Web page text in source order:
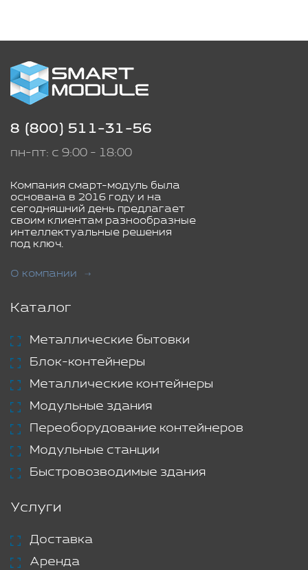
8 (800) 511-31-56
пн-пт: с 9:00 - 18:00
Компания смарт-модуль была
основана в 2016 году и на
сегодняшний день предлагает
своим клиентам разнообразные
интеллектуальные решения
под ключ.
О компании
Каталог
Металлические бытовки
Блок-контейнеры
Металлические контейнеры
Модульные здания
Переоборудование контейнеров
Модульные станции
Быстровозводимые здания
Услуги
Доставка
Аренда